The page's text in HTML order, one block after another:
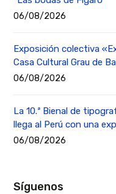
06/08/2026
Exposición colectiva
Casa Cultural Grau de
06/08/2026
La 10.ª Bienal de
llega al Perú con una
06/08/2026
Síguenos